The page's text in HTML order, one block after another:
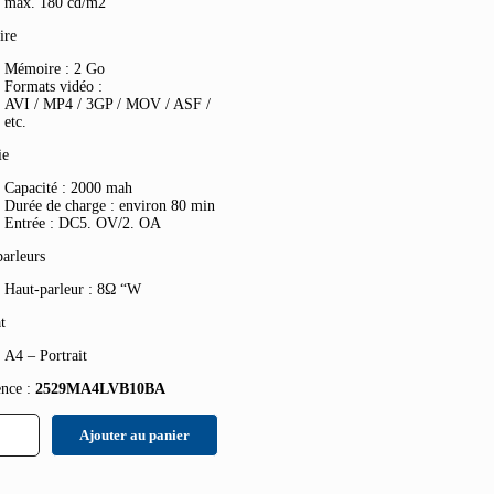
Mémoire : 2 Go
Formats vidéo :
AVI / MP4 / 3GP / MOV / ASF /
etc.
Capacité : 2000 mah
Durée de charge : environ 80 min
Entrée : DC5. OV/2. OA
Haut-parleur : 8Ω “W
A4 – Portrait
: 2529MA4LVB10BA
Ajouter au panier